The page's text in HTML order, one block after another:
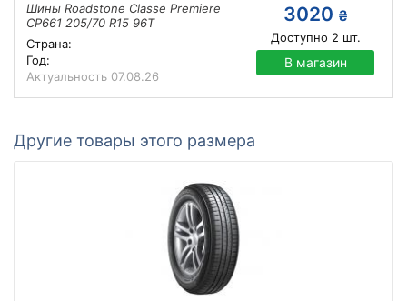
Шины Roadstone Classe Premiere
CP661 205/70 R15 96T
Страна:
Год:
Актуальность 07.08.26
3020 ₴
Доступно 2 шт.
В магазин
Другие товары этого размера